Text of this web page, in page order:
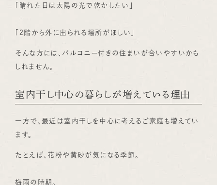
「晴れた日は太陽の光で乾かしたい」
「2階から外に出られる場所がほしい」
そんな方には、バルコニー付きの住まいが合いやすいかも
しれません。
室内干し中心の暮らしが増えている理由
一方で、最近は室内干しを中心に考えるご家庭も増えてい
ます。
たとえば、花粉や黄砂が気になる季節。
梅雨の時期。